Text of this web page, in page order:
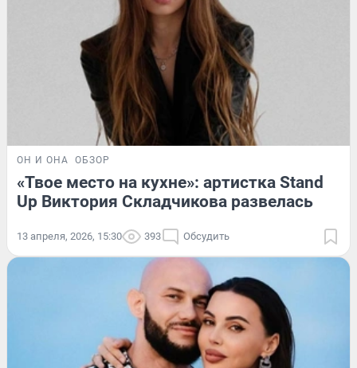
ОН И ОНА ОБЗОР
«Твое место на кухне»: артистка Stand
Up Виктория Складчикова развелась
13 апреля, 2026, 15:30 393 Обсудить